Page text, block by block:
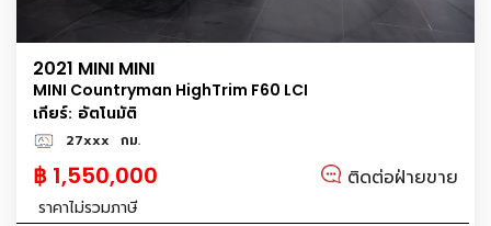
2021 MINI MINI
MINI Countryman HighTrim F60 LCI
เกียร์: อัตโนมัติ
27xxx กม.
฿ 1,550,000 ติดต่อฝ่ายขาย
ราคาไม่รวมภาษี